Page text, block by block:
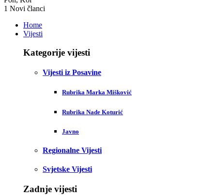
1 Novi članci
Home
Vijesti
Kategorije vijesti
Vijesti iz Posavine
Rubrika Marka Mišković
Rubrika Nade Koturić
Javno
Regionalne Vijesti
Svjetske Vijesti
Zadnje vijesti